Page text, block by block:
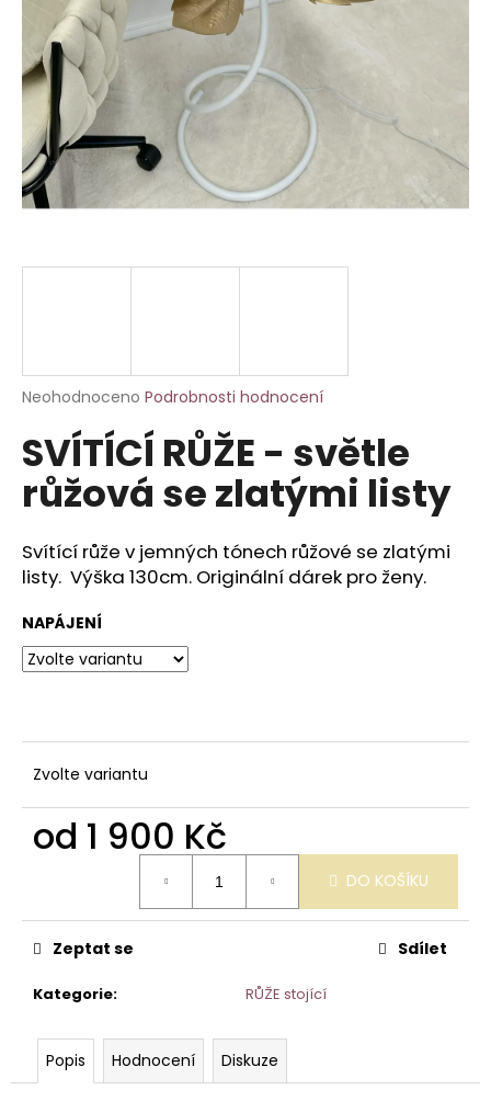
Průměrné
produktu
je
hvězdiček.
Neohodnoceno Podrobnosti hodnocení
SVÍTÍCÍ RŮŽE - světle
růžová se zlatými listy
Svítící růže v jemných tónech růžové se zlatými
listy. Výška 130cm. Originální dárek pro ženy.
NAPÁJENÍ
Zvolte variantu
od 1 900 Kč
DO KOŠÍKU
Kategorie: RŮŽE stojící
Zeptat se Sdílet
Popis Hodnocení Diskuze
í
t
?
o
p
r
u
č
j
e
m
e
SVÍTÍCÍ
SKLE
490
Kč